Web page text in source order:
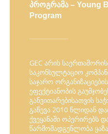
პროგრამა – Young
Program
GEC არის
საკონსულტაციო
საჯარო
ეფექტიანობის
განვითარებისათვის
გაწევა 2010 წლიდან
ქვეყანაში ოპერირებს
წარმომადგენლობა